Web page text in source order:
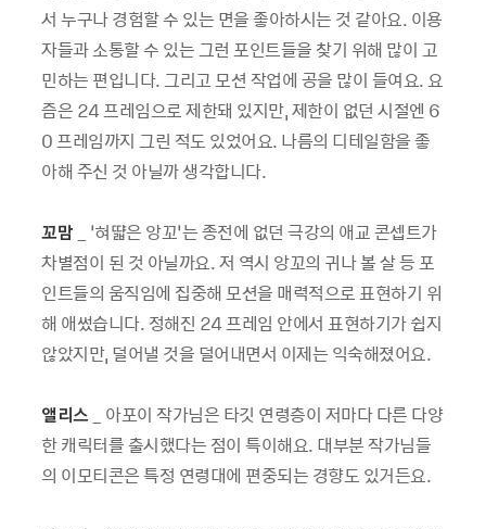
서 누구나 경험할 수 있는 면을 좋아하시는 것 같아요. 이용
자들과 소통할 수 있는 그런 포인트들을 찾기 위해 많이 고
민하는 편입니다. 그리고 모션 작업에 공을 많이 들여요. 요
즘은 24 프레임으로 제한돼 있지만, 제한이 없던 시절엔 6
0 프레임까지 그린 적도 있었어요. 나름의 디테일함을 좋
아해 주신 것 아닐까 생각합니다.
꼬맘 _ ‘혀땳은 앙꼬’는 종전에 없던 극강의 애교 콘셉트가
차별점이 된 것 아닐까요. 저 역시 앙꼬의 귀나 볼 살 등 포
인트들의 움직임에 집중해 모션을 매력적으로 표현하기 위
해 애썼습니다. 정해진 24 프레임 안에서 표현하기가 쉽지
않았지만, 덜어낼 것을 덜어내면서 이제는 익숙해졌어요.
앨리스 _ 아포이 작가님은 타깃 연령층이 저마다 다른 다양
한 캐릭터를 출시했다는 점이 특이해요. 대부분 작가님들
의 이모티콘은 특정 연령대에 편중되는 경향도 있거든요.